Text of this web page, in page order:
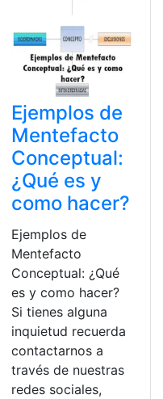
Ejemplos de
Mentefacto
Conceptual:
¿Qué es y
como hacer?
Ejemplos de
Mentefacto
Conceptual: ¿Qué
es y como hacer?
Si tienes alguna
inquietud recuerda
contactarnos a
través de nuestras
redes sociales,